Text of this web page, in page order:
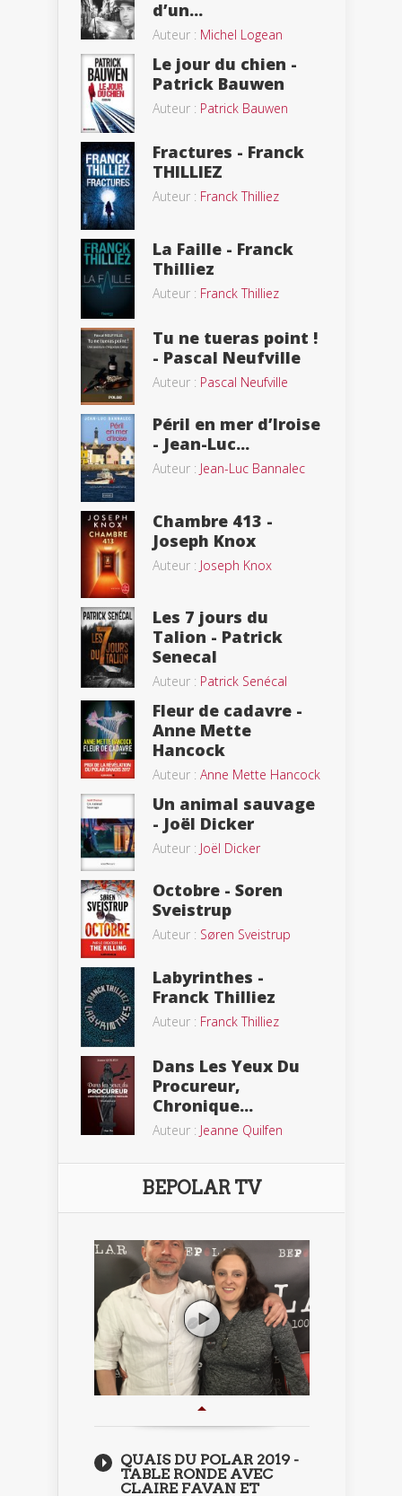
d’un...
Auteur : Michel Logean
Le jour du chien -
Patrick Bauwen
Auteur : Patrick Bauwen
Fractures - Franck
THILLIEZ
Auteur : Franck Thilliez
La Faille - Franck
Thilliez
Auteur : Franck Thilliez
Tu ne tueras point !
- Pascal Neufville
Auteur : Pascal Neufville
Péril en mer d’Iroise
- Jean-Luc...
Auteur : Jean-Luc Bannalec
Chambre 413 -
Joseph Knox
Auteur : Joseph Knox
Les 7 jours du
Talion - Patrick
Senecal
Auteur : Patrick Senécal
Fleur de cadavre -
Anne Mette
Hancock
Auteur : Anne Mette Hancock
Un animal sauvage
- Joël Dicker
Auteur : Joël Dicker
Octobre - Soren
Sveistrup
Auteur : Søren Sveistrup
Labyrinthes -
Franck Thilliez
Auteur : Franck Thilliez
Dans Les Yeux Du
Procureur,
Chronique...
Auteur : Jeanne Quilfen
BEPOLAR TV
QUAIS DU POLAR 2019 -
TABLE RONDE AVEC
CLAIRE FAVAN ET